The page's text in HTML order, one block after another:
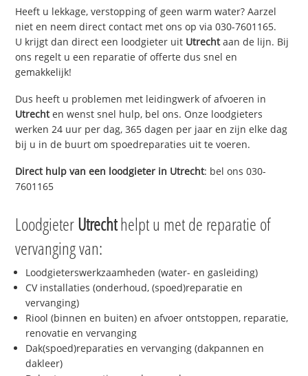
Heeft u lekkage, verstopping of geen warm water? Aarzel
niet en neem direct contact met ons op via 030-7601165.
U krijgt dan direct een loodgieter uit Utrechtaan de lijn. Bij
ons regelt u een reparatie of offerte dus snel en
gemakkelijk!
Dus heeft u problemen met leidingwerk of afvoeren in
Utrechten wenst snel hulp, bel ons. Onze loodgieters
werken 24 uur per dag, 365 dagen per jaar en zijn elke dag
bij u in de buurt om spoedreparaties uit te voeren.
Direct hulp van een loodgieter in Utrecht: bel ons 030-
7601165
LoodgieterUtrechthelpt u met de reparatie of
vervanging van:
Loodgieterswerkzaamheden (water- en gasleiding)
CV installaties (onderhoud, (spoed)reparatie en
vervanging)
Riool (binnen en buiten) en afvoer ontstoppen, reparatie,
renovatie en vervanging
Dak(spoed)reparaties en vervanging (dakpannen en
dakleer)